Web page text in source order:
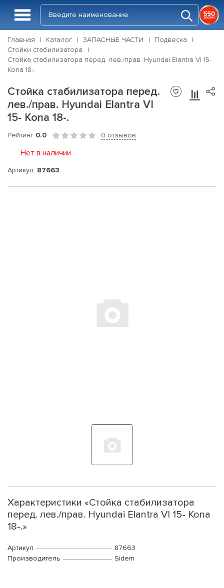
Главная Каталог ЗАПАСНЫЕ ЧАСТИ
Подвеска
Стойки стабилизатора
Стойка стабилизатора перед. лев./прав. Hyundai Elantra VI 15-
Kona 18-.
Стойка стабилизатора перед.
лев./прав. Hyundai Elantra VI
15- Kona 18-.
Рейтинг 0.0 0 отзывов
Нет в наличии
Артикул: 87663
Характеристики «Стойка стабилизатора
перед. лев./прав. Hyundai Elantra VI 15- Kona
18-.»
Артикул
87663
Производитель
Sidem